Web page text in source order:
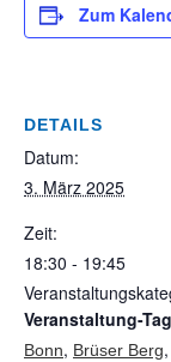
Zum
DETAILS
Datum:
3. März 2025
Zeit:
18:30 - 19:45
Veranstaltung-
Bonn, Brüser Berg,